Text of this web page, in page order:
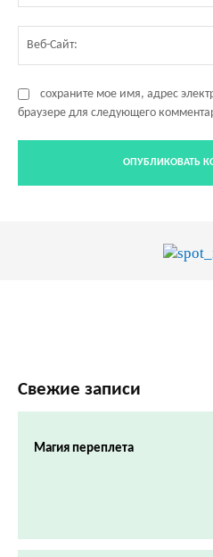
сохраните мое имя, адрес
браузере для следующего
Свежие записи
Магия переплета